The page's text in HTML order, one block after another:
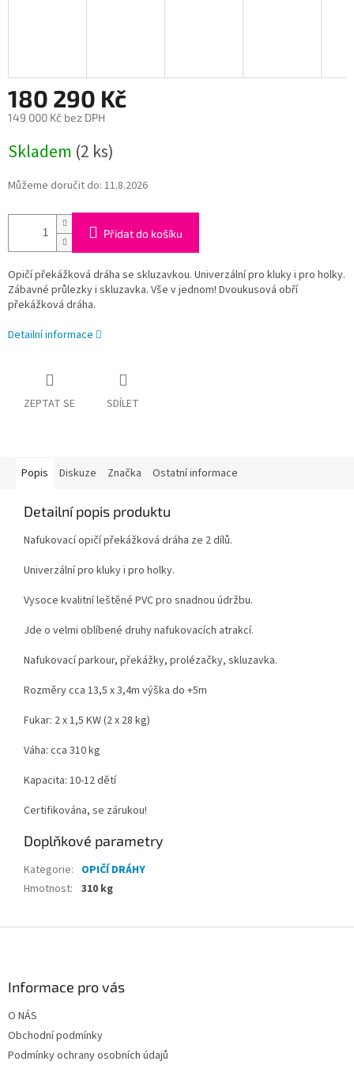
180 290 Kč
149 000 Kč bez DPH
cena:
Skladem (2 ks)
Můžeme doručit do: 11.8.2026
Přidat do košíku
Opičí překážková dráha se skluzavkou. Univerzální pro kluky i pro holky.
Zábavné průlezky i skluzavka. Vše v jednom! Dvoukusová obří
překážková dráha.
Detailní informace
ZEPTAT SE SDÍLET
Popis Diskuze Značka Ostatní informace
Detailní popis produktu
Nafukovací opičí překážková dráha ze 2 dílů.
Univerzální pro kluky i pro holky.
Vysoce kvalitní leštěné PVC pro snadnou údržbu.
Jde o velmi oblíbené druhy nafukovacích atrakcí.
Nafukovací parkour, překážky, prolézačky, skluzavka.
Rozměry cca 13,5 x 3,4m výška do +5m
Fukar: 2 x 1,5 KW (2 x 28 kg)
Váha: cca 310 kg
Kapacita: 10-12 dětí
Certifikována, se zárukou!
Doplňkové parametry
Kategorie: OPIČÍ DRÁHY
Hmotnost: 310 kg
Informace pro vás
O NÁS
Obchodní podmínky
Podmínky ochrany osobních údajů